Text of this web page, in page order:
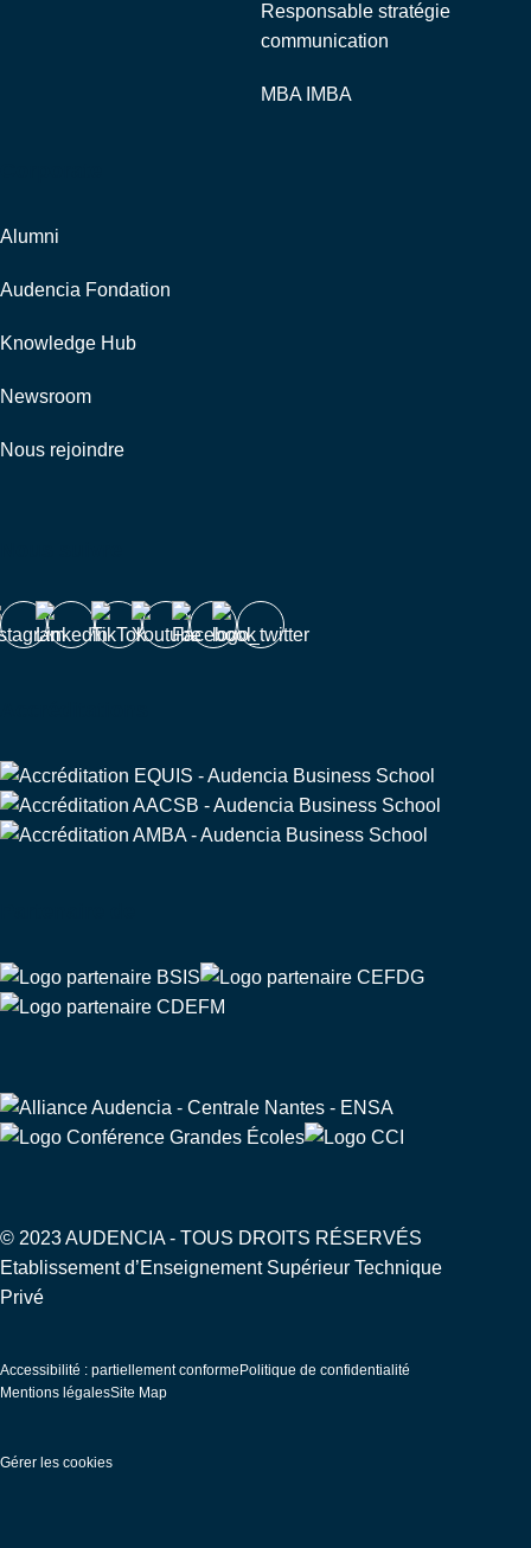
Responsable stratégie
communication
MBA IMBA
Alumni
Audencia Fondation
Knowledge Hub
Newsroom
Nous rejoindre
© 2023 AUDENCIA - TOUS DROITS RÉSERVÉS
Etablissement d’Enseignement Supérieur Technique
Privé
Pied
de
Accessibilité : partiellement conforme Politique de confidentialité
Mentions légalesSite Map
Gérer les cookies